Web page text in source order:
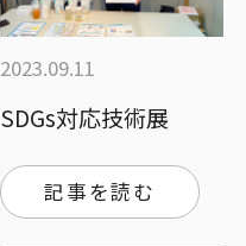
2023.09.11
SDGs対応技術展
記事を読む